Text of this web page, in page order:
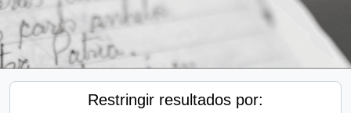
Restringir resultados por: